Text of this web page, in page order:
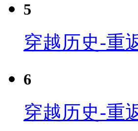
5
穿越历史-重
6
穿越历史-重